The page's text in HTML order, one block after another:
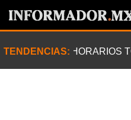
TENDENCIAS: HORARIOS